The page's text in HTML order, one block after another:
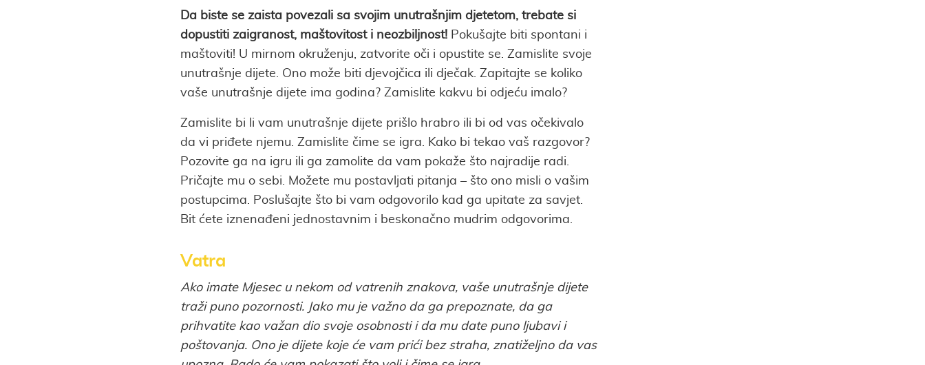
Da biste se zaista povezali sa svojim unutrašnjim djetetom, trebate si
dopustiti zaigranost, maštovitost i neozbiljnost! Pokušajte biti spontani i
maštoviti! U mirnom okruženju, zatvorite oči i opustite se. Zamislite svoje
unutrašnje dijete. Ono može biti djevojčica ili dječak. Zapitajte se koliko
vaše unutrašnje dijete ima godina? Zamislite kakvu bi odjeću imalo?
Zamislite bi li vam unutrašnje dijete prišlo hrabro ili bi od vas očekivalo
da vi priđete njemu. Zamislite čime se igra. Kako bi tekao vaš razgovor?
Pozovite ga na igru ili ga zamolite da vam pokaže što najradije radi.
Pričajte mu o sebi. Možete mu postavljati pitanja – što ono misli o vašim
postupcima. Poslušajte što bi vam odgovorilo kad ga upitate za savjet.
Bit ćete iznenađeni jednostavnim i beskonačno mudrim odgovorima.
Vatra
Ako imate Mjesec u nekom od vatrenih znakova, vaše unutrašnje dijete
traži puno pozornosti. Jako mu je važno da ga prepoznate, da ga
prihvatite kao važan dio svoje osobnosti i da mu date puno ljubavi i
poštovanja. Ono je dijete koje će vam prići bez straha, znatiželjno da vas